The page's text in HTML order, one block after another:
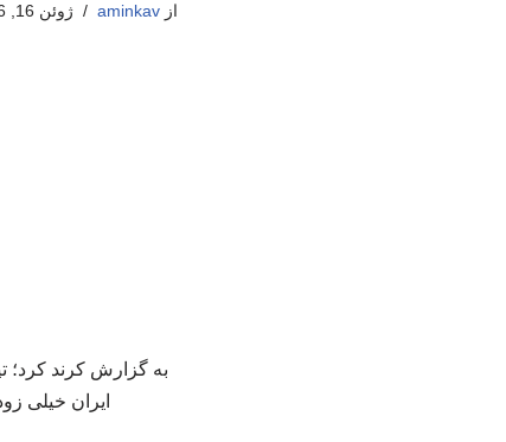
ازaminkav ژوئن 16, 2026
ایران خیلی زود